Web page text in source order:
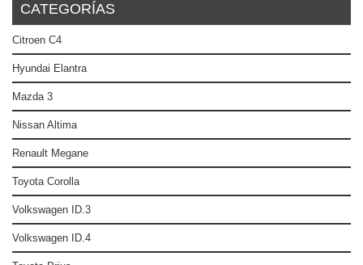
CATEGORÍAS
Citroen C4
Hyundai Elantra
Mazda 3
Nissan Altima
Renault Megane
Toyota Corolla
Volkswagen ID.3
Volkswagen ID.4